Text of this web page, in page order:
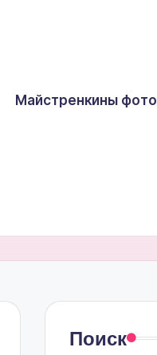
Майстренкины фото
Поиск